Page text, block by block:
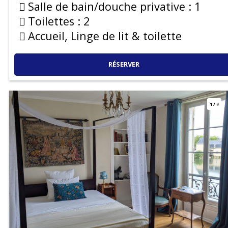
Salle de bain/douche privative : 1
Toilettes : 2
Accueil, Linge de lit & toilette
RÉSERVER
1/ 9